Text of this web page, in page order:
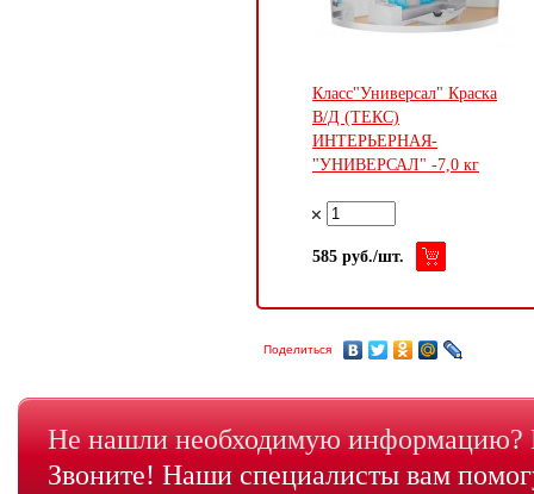
Класс"Универсал" Краска
В/Д (ТЕКС)
ИНТЕРЬЕРНАЯ-
"УНИВЕРСАЛ" -7,0 кг
585 руб./шт.
Поделиться
Не нашли необходимую информацию?
Звоните! Наши специалисты вам